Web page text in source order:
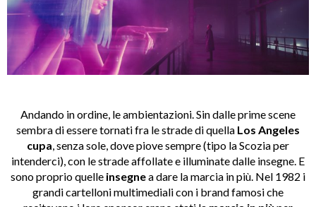
Andando in ordine, le ambientazioni. Sin dalle prime scene
sembra di essere tornati fra le strade di quella Los Angeles
cupa, senza sole, dove piove sempre (tipo la Scozia per
intenderci), con le strade affollate e illuminate dalle insegne. E
sono proprio quelle insegnea dare la marcia in più. Nel 1982 i
grandi cartelloni multimediali con i brand famosi che